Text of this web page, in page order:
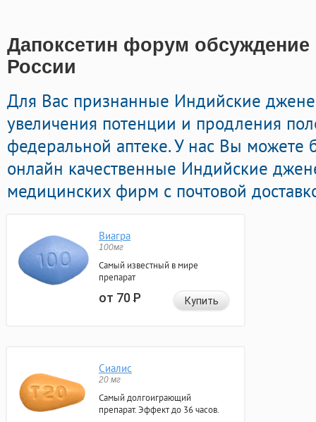
Дапоксетин форум обсуждение
России
Для Вас признанные Индийские
увеличения потенции и продления
федеральной аптеке. У нас Вы можете
онлайн качественные Индийские
медицинских фирм с почтовой
Виагра
100мг
Самый известный в мире
препарат
от 70Р Купить
Сиалис
20 мг
Самый долгоиграющий
препарат. Эффект до 36 часов.